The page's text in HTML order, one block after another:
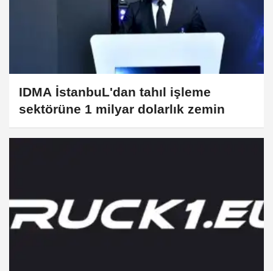
IDMA İstanbuL'dan tahıl işleme
sektörüne 1 milyar dolarlık zemin